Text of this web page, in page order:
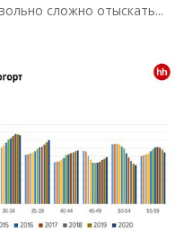
сложно отыскать...